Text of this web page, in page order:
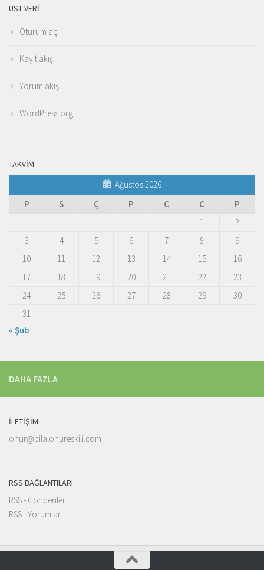
ÜST VERI
Oturum aç
Kayıt akışı
Yorum akışı
WordPress.org
TAKVIM
Ağustos 2026
P
S Ç P C C
P
1
2
3
4 5 6 7 8
9
10
11 12 13 14 15
16
17
18 19 20 21 22
23
24
25 26 27 28 29
30
31
« Şub
DAHA FAZLA
İLETIŞIM
onur@bilalonureskili.com
RSS BAĞLANTILARI
RSS - Gönderiler
RSS - Yorumlar